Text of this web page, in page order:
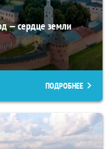
— сердце земли
ПОДРОБНЕЕ